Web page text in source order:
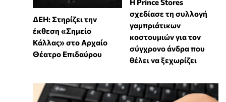
ΔΕΗ: Στηρίζει την
έκθεση «Σημείο
Κάλλας» στο Αρχαίο
Θέατρο Επιδαύρου
Η Prince Stores
σχεδίασε τη συλλογή
γαμπριάτικων
κοστουμιών για τον
σύγχρονο άνδρα που
θέλει να ξεχωρίζει